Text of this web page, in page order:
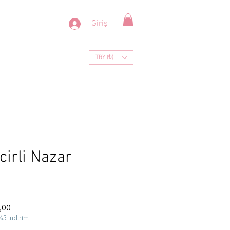
Giriş
TRY (₺)
Nazar
Fiyat
indirim